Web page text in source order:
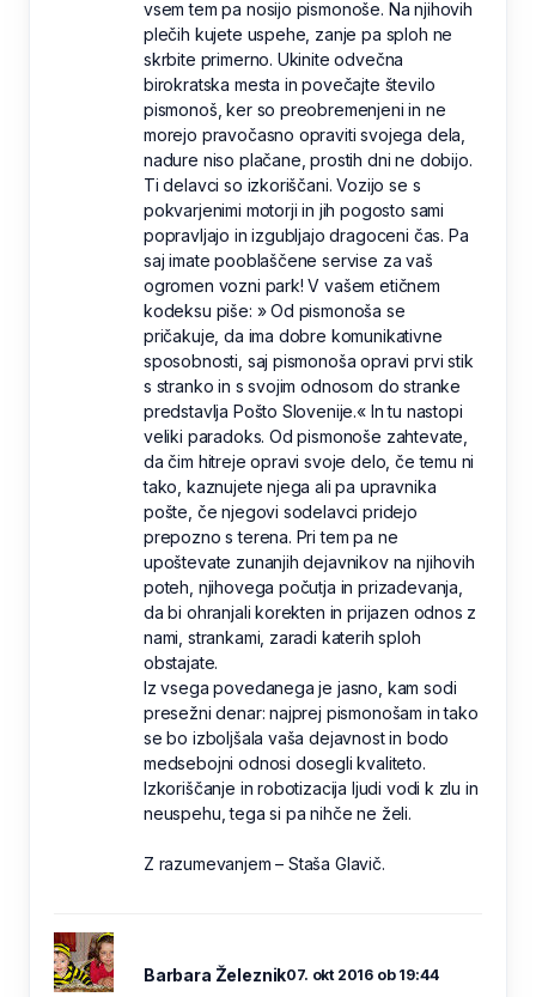
vsem tem pa nosijo pismonoše. Na njihovih
plečih kujete uspehe, zanje pa sploh ne
skrbite primerno. Ukinite odvečna
birokratska mesta in povečajte število
pismonoš, ker so preobremenjeni in ne
morejo pravočasno opraviti svojega dela,
nadure niso plačane, prostih dni ne dobijo.
Ti delavci so izkoriščani. Vozijo se s
pokvarjenimi motorji in jih pogosto sami
popravljajo in izgubljajo dragoceni čas. Pa
saj imate pooblaščene servise za vaš
ogromen vozni park! V vašem etičnem
kodeksu piše: » Od pismonoša se
pričakuje, da ima dobre komunikativne
sposobnosti, saj pismonoša opravi prvi stik
s stranko in s svojim odnosom do stranke
predstavlja Pošto Slovenije.« In tu nastopi
veliki paradoks. Od pismonoše zahtevate,
da čim hitreje opravi svoje delo, če temu ni
tako, kaznujete njega ali pa upravnika
pošte, če njegovi sodelavci pridejo
prepozno s terena. Pri tem pa ne
upoštevate zunanjih dejavnikov na njihovih
poteh, njihovega počutja in prizadevanja,
da bi ohranjali korekten in prijazen odnos z
nami, strankami, zaradi katerih sploh
obstajate.
Iz vsega povedanega je jasno, kam sodi
presežni denar: najprej pismonošam in tako
se bo izboljšala vaša dejavnost in bodo
medsebojni odnosi dosegli kvaliteto.
Izkoriščanje in robotizacija ljudi vodi k zlu in
neuspehu, tega si pa nihče ne želi.
Z razumevanjem – Staša Glavič.
Barbara Železnik07. okt 2016 ob 19:44